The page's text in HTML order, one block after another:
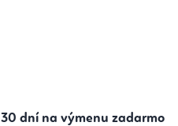
30 dní na výmenu zadarmo